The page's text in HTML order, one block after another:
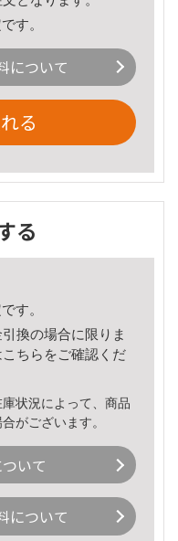
す。
について
る
る
す。
換の場合に限りま
こちら をご確認くだ
状況によって、商品
がございます。
いて
について